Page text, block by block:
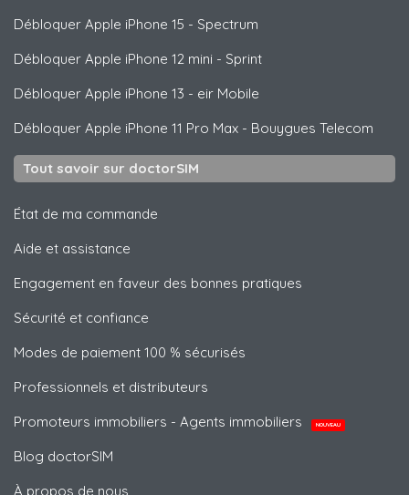
Débloquer Apple iPhone 15 - Spectrum
Débloquer Apple iPhone 12 mini - Sprint
Débloquer Apple iPhone 13 - eir Mobile
Débloquer Apple iPhone 11 Pro Max - Bouygues Telecom
Tout savoir sur doctorSIM
État de ma commande
Aide et assistance
Engagement en faveur des bonnes pratiques
Sécurité et confiance
Modes de paiement 100 % sécurisés
Professionnels et distributeurs
Promoteurs immobiliers - Agents immobiliers
NOUVEAU
Blog doctorSIM
À propos de nous